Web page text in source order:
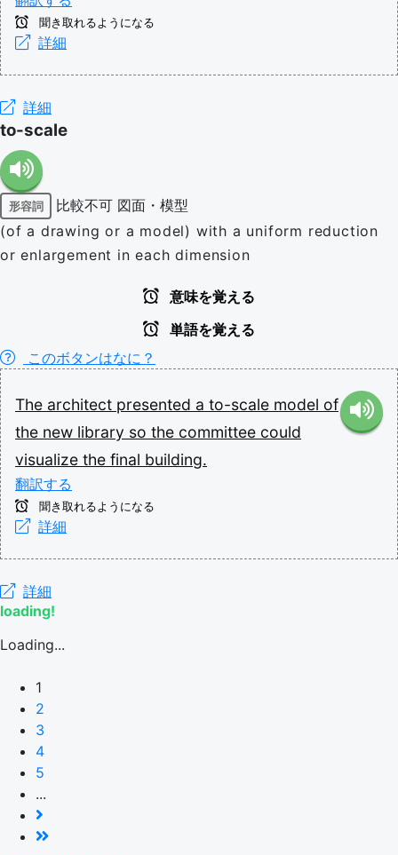
聞き取れるようになる
詳細
詳細
to-scale
形容詞 比較不可 図面・模型
(of a drawing or a model) with a uniform reduction
or enlargement in each dimension
意味を覚える
単語を覚える
このボタンはなに？
The architect presented a to-scale model of
the new library so the committee could
visualize the final building.
翻訳する
聞き取れるようになる
詳細
詳細
loading!
Loading...
1
2
3
4
5
...